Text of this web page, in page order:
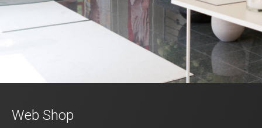
Web Shop